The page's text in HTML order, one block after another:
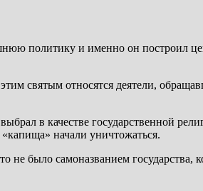
политику и именно он построил
святым относятся деятели,
в качестве государственной
начали уничтожаться.
было самоназванием государства,